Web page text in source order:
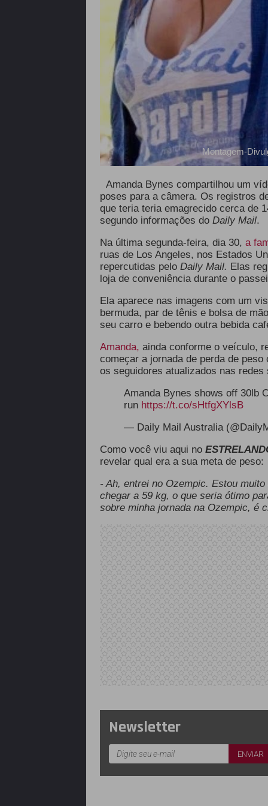
Montagem-
Amanda Bynes compartilhou um
poses para a câmera. Os registros
que teria teria emagrecido cerca de
segundo informações do Daily Mail.
Na última segunda-feira, dia 30, a
ruas de Los Angeles, nos Estados
repercutidas pelo Daily Mail. Elas
loja de conveniência durante o
Ela aparece nas imagens com um
bermuda, par de tênis e bolsa de
seu carro e bebendo outra bebida
Amanda, ainda conforme o veículo,
começar a jornada de perda de
os seguidores atualizados nas
Amanda Bynes shows off 30lb
run https://t.co/sHtfgXYlsB
— Daily Mail Australia
Como você viu aqui no
revelar qual era a sua meta de peso:
- Ah, entrei no Ozempic. Estou
chegar a 59 kg, o que seria ótimo
sobre minha jornada na Ozempic, é
Newsletter